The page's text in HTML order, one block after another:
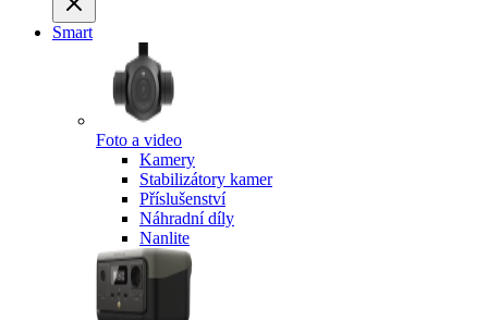
Smart
Foto a video
Kamery
Stabilizátory kamer
Příslušenství
Náhradní díly
Nanlite